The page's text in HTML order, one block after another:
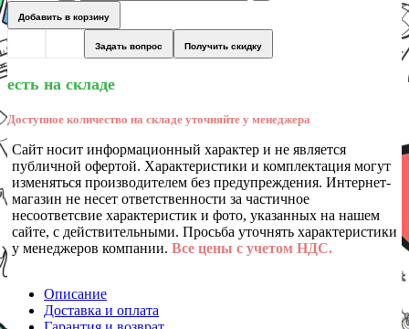
Добавить в корзину
Задать вопрос Получить скидку
есть на складе
Доступное количество на складе уточняйте у менеджера
Сайт носит информационный характер и не является
публичной офертой. Характеристики и комплектация могут
изменяться производителем без предупреждения. Интернет-
магазин не несет ответственности за частичное
несоответсвие характеристик и фото, указанных на нашем
сайте, с действительными. Просьба уточнять характеристики
у менеджеров компании. Все цены с учетом НДС.
Описание
Доставка и оплата